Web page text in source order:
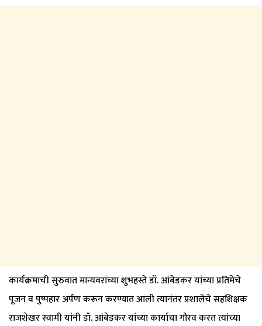
कार्यक्रमाची सुरुवात मान्यवरांच्या शुभहस्ते डॉ. आंबेडकर यांच्या प्रतिमेचे
पूजन व पुष्पहार अर्पण करून करण्यात आली त्यानंतर प्रशालेचे सहशिक्षक
राजशेखर स्वामी यांनी डॉ. आंबेडकर यांच्या कार्याचा गौरव करत त्यांच्या